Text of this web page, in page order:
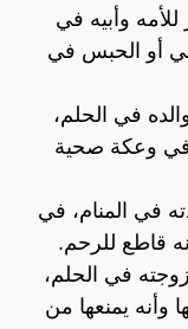
للأمه وأبيه في
أو الحبس في
في الحلم،
في وعكة صحية
في المنام، في
قاطع للرحم.
في الحلم،
وأنه يمنعها من